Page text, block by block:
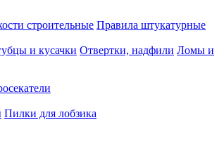
строительные Правила штукатурные
и кусачки Отвертки, надфили Ломы и
Пилки для лобзика